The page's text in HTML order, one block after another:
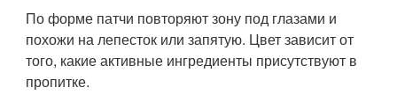
По форме патчи повторяют зону под глазами и
похожи на лепесток или запятую. Цвет зависит от
того, какие активные ингредиенты присутствуют в
пропитке.